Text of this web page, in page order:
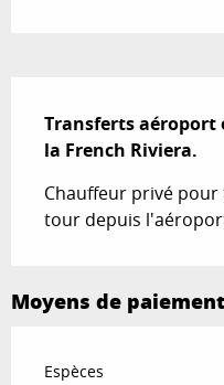
Transferts
la French Riviera.
Chauffeur privé
tour depuis
Moyens de paiement
Espèces